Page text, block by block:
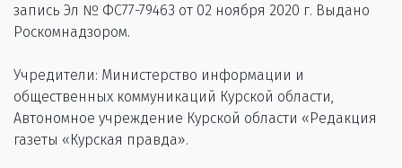
запись Эл № ФС77-79463 от 02 ноября 2020 г. Выдано
Роскомнадзором.
Учредители: Министерство информации и
общественных коммуникаций Курской области,
Автономное учреждение Курской области «Редакция
газеты «Курская правда».